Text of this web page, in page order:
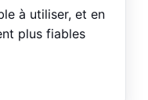
à utiliser, et en
plus fiables